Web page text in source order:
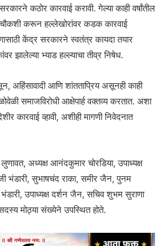
कठोर कारवाई करावी. गेल्या काही वर्षांतील
चौकशी करून हल्लेखोरांवर कडक कारवाई
केंद्र सरकारने स्वतंत्र कायदा तयार
झालेल्या भ्याड हल्ल्याचा तीव्र निषेध.
आणि शांतताप्रिय असूनही काही
समाजविरोधी आक्षेपार्ह वक्तव्य करतात. अशा
कारवाई व्हावी, अशीही मागणी निवेदनात
अध्यक्ष आनंदकुमार चोरडिया, उपाध्यक्ष
भंडारी, सुभाषचंद राका, समीर जैन, पुनम
उपाध्यक्ष दर्शन जैन, सचिव शुभम सुराणा
मोठ्या संख्येने उपस्थित होते.